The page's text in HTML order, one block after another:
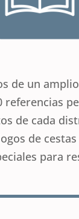
de un
referencias
de cada
de
para